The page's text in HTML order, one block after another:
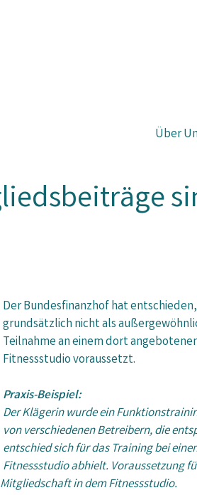
Über
Der Bundesfinanzhof hat
grundsätzlich nicht als
Teilnahme an einem dort
Fitnessstudio voraussetzt.
Praxis-Beispiel:
Der Klägerin wurde ein
von verschiedenen Betreibern, die
entschied sich für das Training bei
Fitnessstudio abhielt. Voraussetzung
in dem Fitnessstudio.